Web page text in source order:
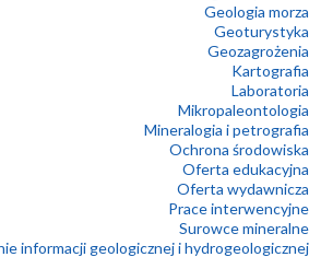
Geologia morza
Geoturystyka
Geozagrożenia
Kartografia
Laboratoria
Mikropaleontologia
Mineralogia i petrografia
Ochrona środowiska
Oferta edukacyjna
Oferta wydawnicza
Prace interwencyjne
Surowce mineralne
informacji geologicznej i hydrogeologicznej